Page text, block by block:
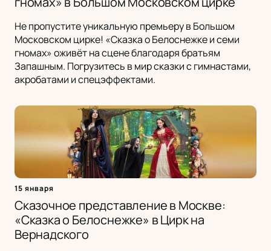
Не пропустите уникальную премьеру в Большом
Московском цирке! «Сказка о Белоснежке и семи
гномах» оживёт на сцене благодаря братьям
Запашным. Погрузитесь в мир сказки с гимнастами,
акробатами и спецэффектами.
15 января
Сказочное представление в Москве:
«Сказка о Белоснежке» в Цирк на
Вернадского